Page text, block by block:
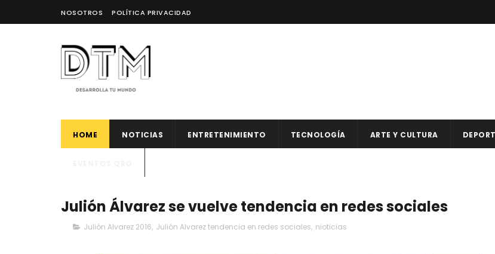
NOSOTROS POLÍTICA PRIVACIDAD
HOME NOTICIAS ENTRETENIMIENTO TECNOLOGÍA ARTE Y CULTURA
Julión Álvarez se vuelve tendencia en redes sociales
Julión Alvarez 2016, Julión Alvarez tendencia en redes sociales, nioticias